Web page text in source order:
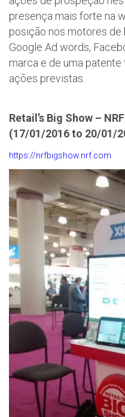
presença mais forte na
posição nos motores de
Google Ad words,
marca e de uma
ações previstas.
Retail’s Big Show –
(17/01/2016 to 20/01/
https://nrfbigshow.nrf.com